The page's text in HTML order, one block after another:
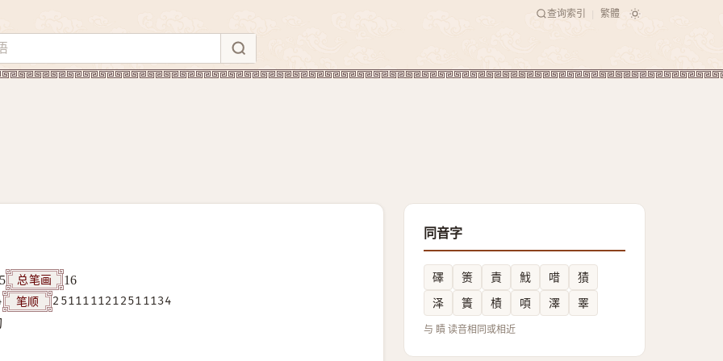
查询索引 繁體
5 总笔画
16
笔顺
2511111212511134
同音字
礋 箦 責 䰹 唶
㺓
泽
簀 樍 㖽 澤 睪
与 瞔 读音相同或相近